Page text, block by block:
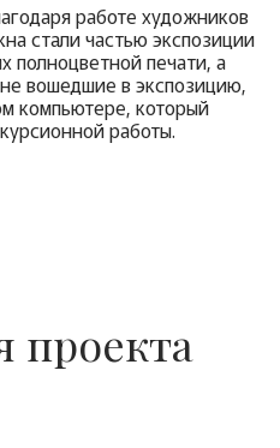
работе художников
стали частью экспозиции
полноцветной печати, а
вошедшие в экспозицию,
компьютере, который
работы.
проекта